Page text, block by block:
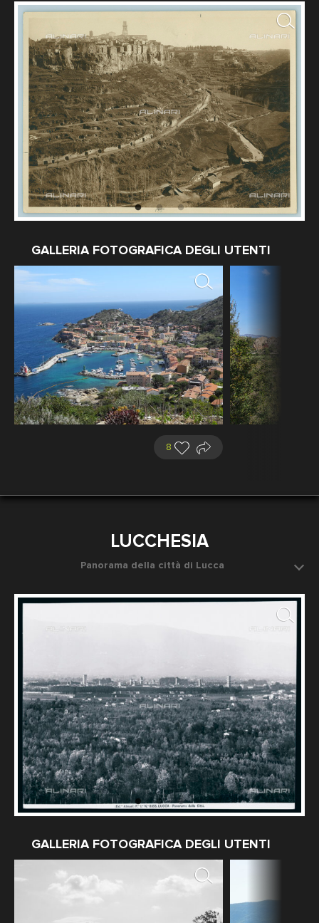
GALLERIA FOTOGRAFICA DEGLI UTENTI
8
LUCCHESIA
Panorama della città di Lucca
GALLERIA FOTOGRAFICA DEGLI UTENTI